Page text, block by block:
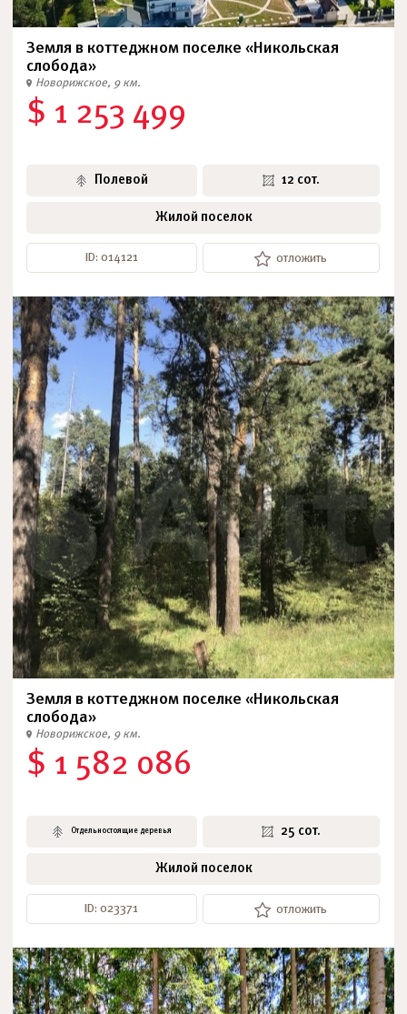
Земля в коттеджном поселке «Никольская
слобода»
Новорижское, 9 км.
$ 1 253 499
Полевой 12 сот.
Жилой поселок
ID: 014121 отложить
Земля в коттеджном поселке «Никольская
слобода»
Новорижское, 9 км.
$ 1 582 086
Отдельностоящие деревья 25 сот.
Жилой поселок
ID: 023371 отложить